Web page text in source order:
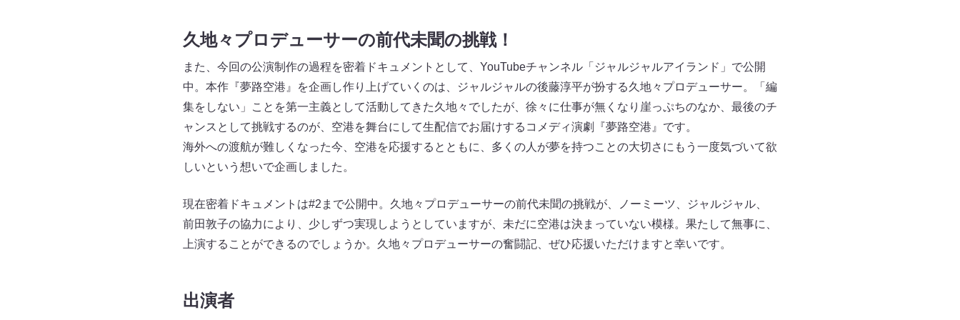
久地々プロデューサーの前代未聞の挑戦！
また、今回の公演制作の過程を密着ドキュメントとして、YouTubeチャンネル「ジャルジャルアイランド」で公開
中。本作『夢路空港』を企画し作り上げていくのは、ジャルジャルの後藤淳平が扮する久地々プロデューサー。「編
集をしない」ことを第一主義として活動してきた久地々でしたが、徐々に仕事が無くなり崖っぷちのなか、最後のチ
ャンスとして挑戦するのが、空港を舞台にして生配信でお届けするコメディ演劇『夢路空港』です。
海外への渡航が難しくなった今、空港を応援するとともに、多くの人が夢を持つことの大切さにもう一度気づいて欲
しいという想いで企画しました。
現在密着ドキュメントは#2まで公開中。久地々プロデューサーの前代未聞の挑戦が、ノーミーツ、ジャルジャル、
前田敦子の協力により、少しずつ実現しようとしていますが、未だに空港は決まっていない模様。果たして無事に、
上演することができるのでしょうか。久地々プロデューサーの奮闘記、ぜひ応援いただけますと幸いです。
出演者